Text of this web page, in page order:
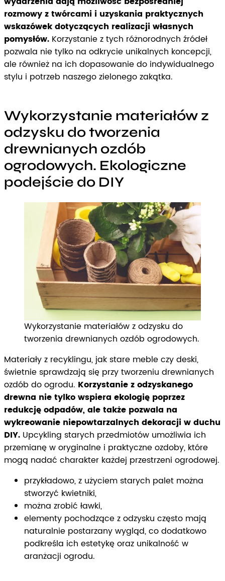
rozmowy z twórcami i uzyskania praktycznych
wskazówek dotyczących realizacji własnych
pomysłów. Korzystanie z tych różnorodnych źródeł
pozwala nie tylko na odkrycie unikalnych koncepcji,
ale również na ich dopasowanie do indywidualnego
stylu i potrzeb naszego zielonego zakątka.
Wykorzystanie materiałów z
odzysku do tworzenia
drewnianych ozdób
ogrodowych. Ekologiczne
podejście do DIY
Wykorzystanie materiałów z odzysku do
tworzenia drewnianych ozdób ogrodowych.
Materiały z recyklingu, jak stare meble czy deski,
świetnie sprawdzają się przy tworzeniu drewnianych
ozdób do ogrodu. Korzystanie z odzyskanego
drewna nie tylko wspiera ekologię poprzez
redukcję odpadów, ale także pozwala na
wykreowanie niepowtarzalnych dekoracji w duchu
DIY. Upcykling starych przedmiotów umożliwia ich
przemianę w oryginalne i praktyczne ozdoby, które
mogą nadać charakter każdej przestrzeni ogrodowej.
przykładowo, z użyciem starych palet można
stworzyć kwietniki,
można zrobić ławki,
elementy pochodzące z odzysku często mają
naturalnie postarzany wygląd, co dodatkowo
podkreśla ich estetykę oraz unikalność w
aranżacji ogrodu.